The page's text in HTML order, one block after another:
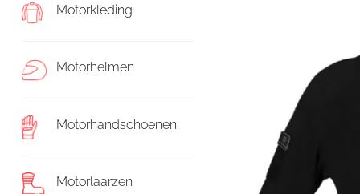
Motorkleding
Motorhelmen
Motorhandschoenen
Motorlaarzen